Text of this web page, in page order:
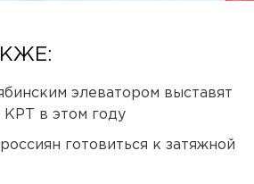
элеватором выставят
КРТ в этом году
готовиться к затяжной